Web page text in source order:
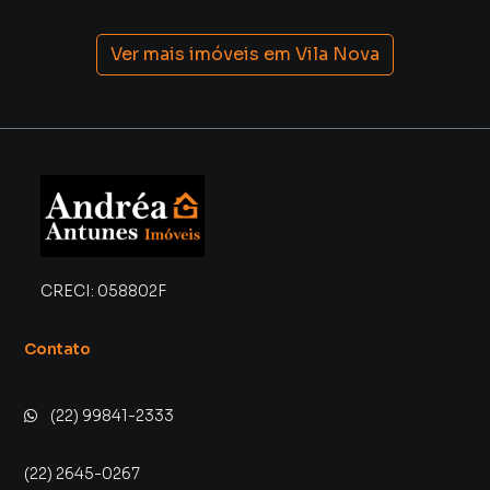
Ver mais imóveis em Vila Nova
CRECI: 058802F
Contato
(22) 99841-2333
(22) 2645-0267